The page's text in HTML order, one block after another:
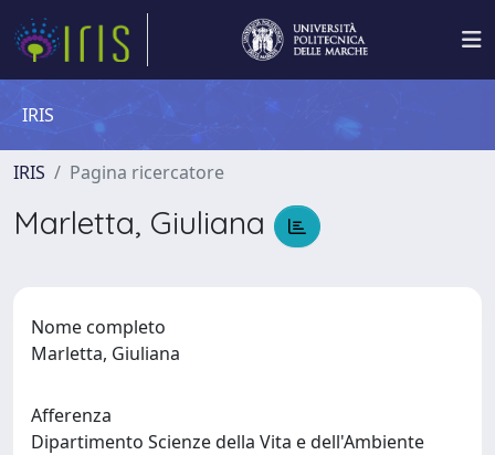
IRIS
IRIS Pagina ricercatore
Marletta, Giuliana
Nome completo
Marletta, Giuliana
Afferenza
Dipartimento Scienze della Vita e dell'Ambiente